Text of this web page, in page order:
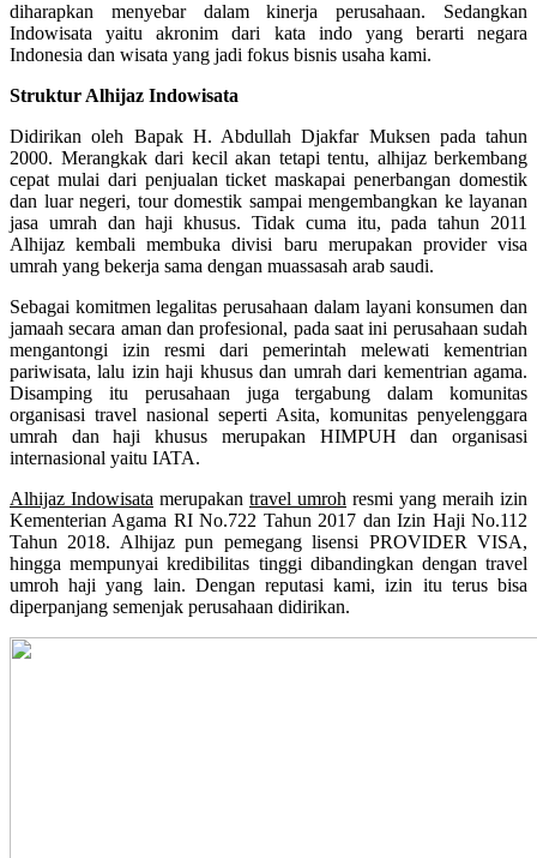
diharapkan menyebar dalam kinerja perusahaan. Sedangkan
Indowisata yaitu akronim dari kata indo yang berarti negara
Indonesia dan wisata yang jadi fokus bisnis usaha kami.
Struktur Alhijaz Indowisata
Didirikan oleh Bapak H. Abdullah Djakfar Muksen pada tahun
2000. Merangkak dari kecil akan tetapi tentu, alhijaz berkembang
cepat mulai dari penjualan ticket maskapai penerbangan domestik
dan luar negeri, tour domestik sampai mengembangkan ke layanan
jasa umrah dan haji khusus. Tidak cuma itu, pada tahun 2011
Alhijaz kembali membuka divisi baru merupakan provider visa
umrah yang bekerja sama dengan muassasah arab saudi.
Sebagai komitmen legalitas perusahaan dalam layani konsumen dan
jamaah secara aman dan profesional, pada saat ini perusahaan sudah
mengantongi izin resmi dari pemerintah melewati kementrian
pariwisata, lalu izin haji khusus dan umrah dari kementrian agama.
Disamping itu perusahaan juga tergabung dalam komunitas
organisasi travel nasional seperti Asita, komunitas penyelenggara
umrah dan haji khusus merupakan HIMPUH dan organisasi
internasional yaitu IATA.
Alhijaz Indowisata merupakan travel umroh resmi yang meraih izin
Kementerian Agama RI No.722 Tahun 2017 dan Izin Haji No.112
Tahun 2018. Alhijaz pun pemegang lisensi PROVIDER VISA,
hingga mempunyai kredibilitas tinggi dibandingkan dengan travel
umroh haji yang lain. Dengan reputasi kami, izin itu terus bisa
diperpanjang semenjak perusahaan didirikan.